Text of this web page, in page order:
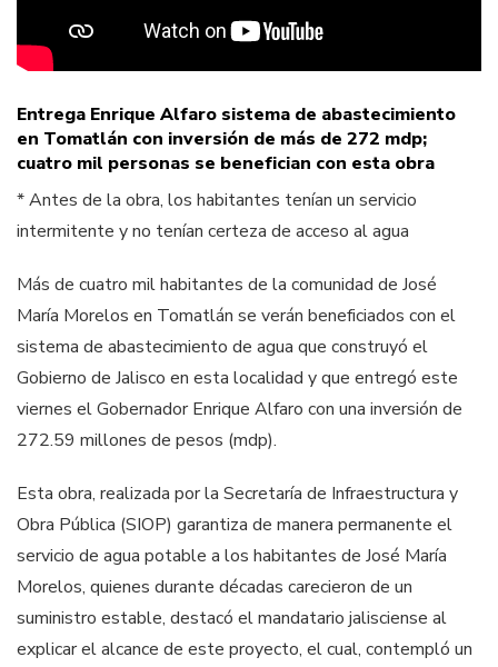
Entrega Enrique Alfaro sistema de abastecimiento
en Tomatlán con inversión de más de 272 mdp;
cuatro mil personas se benefician con esta obra
* Antes de la obra, los habitantes tenían un servicio
intermitente y no tenían certeza de acceso al agua
Más de cuatro mil habitantes de la comunidad de José
María Morelos en Tomatlán se verán beneficiados con el
sistema de abastecimiento de agua que construyó el
Gobierno de Jalisco en esta localidad y que entregó este
viernes el Gobernador Enrique Alfaro con una inversión de
272.59 millones de pesos (mdp).
Esta obra, realizada por la Secretaría de Infraestructura y
Obra Pública (SIOP) garantiza de manera permanente el
servicio de agua potable a los habitantes de José María
Morelos, quienes durante décadas carecieron de un
suministro estable, destacó el mandatario jalisciense al
explicar el alcance de este proyecto, el cual, contempló un